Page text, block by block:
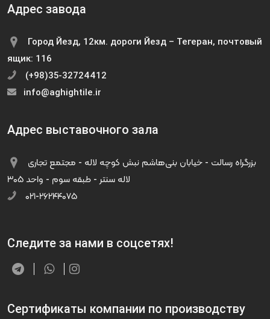
Адрес завода
Город Йезд, 12км. дороги Йезд – Тегеран, почтовый
ящик: 116
(+98)35-32724412
info@aghightile.ir
Адрес выставочного зала
لاله سنتر - طبقه سوم - واحد ۳۰۵
۰۲۱-۲۶۲۴۴۰۷۵
Следите за нами в соцсетях!
Сертификаты компании по производству